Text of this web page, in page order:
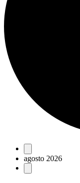
Eventos
agosto 2026